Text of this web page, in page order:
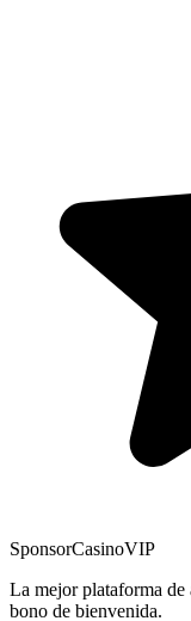
SponsorCasinoVIP
La mejor plataforma de
bono de bienvenida.